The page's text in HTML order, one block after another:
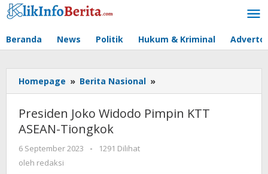
Lewati
ke
Beranda News Politik Hukum & Kriminal
Homepage » Berita Nasional »
Joko
Pimpin
Presiden Joko Widodo Pimpin KTT
ASEAN-Tiongkok
6 September 2023
oleh
-
1291 Dilihat
oleh redaksi